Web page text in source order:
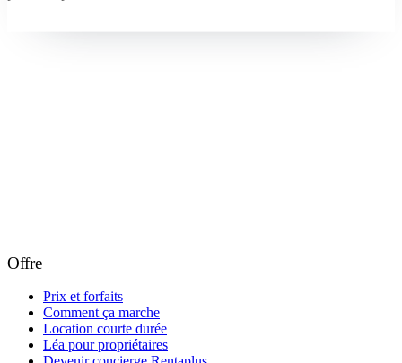
Offre
Prix et forfaits
Comment ça marche
Location courte durée
Léa pour propriétaires